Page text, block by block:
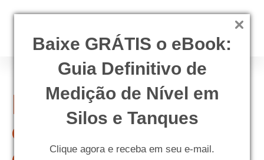
Baixe GRÁTIS o eBook:
Guia Definitivo de
Medição de Nível em
Silos e Tanques
Clique agora e receba em seu e-mail.
Requisitos para
contratação de